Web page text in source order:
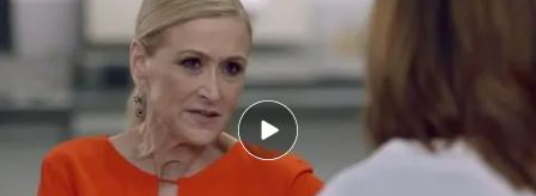
cuatro.com
17 MAY 2015 - 23:30h.
Compartir